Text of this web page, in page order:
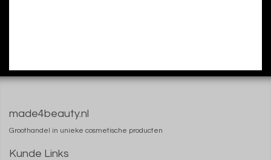
made4beauty.nl
Groothandel in unieke cosmetische producten
Kunde Links